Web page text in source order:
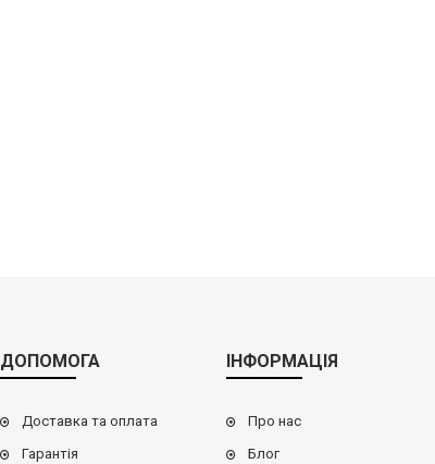
ДОПОМОГА
Доставка та оплата
Гарантія
ІНФОРМАЦІЯ
Про нас
Блог